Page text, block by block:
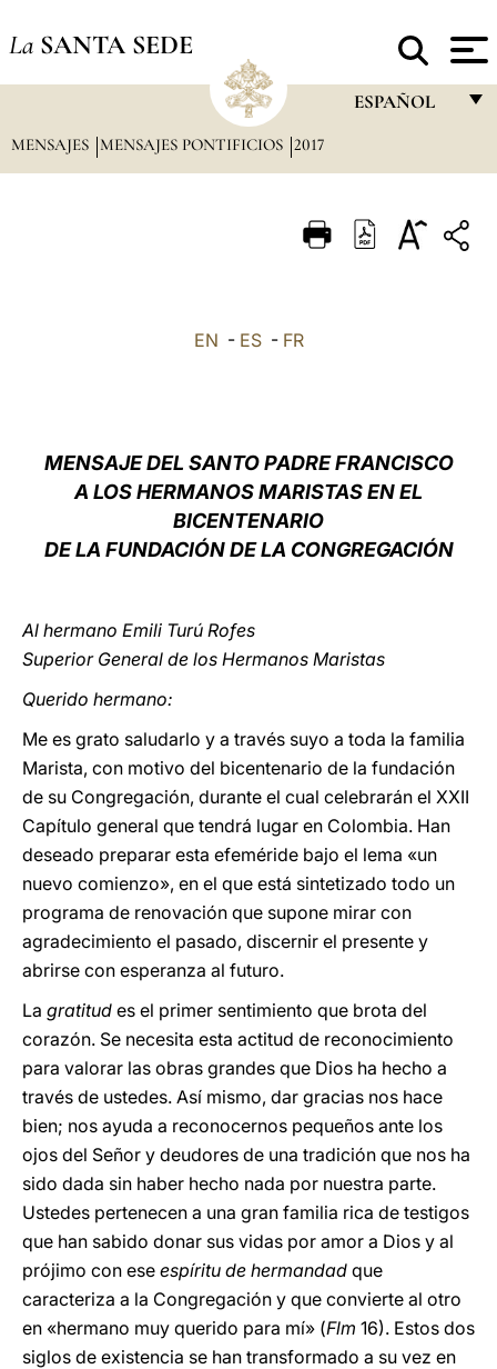
La SANTA SEDE
ESPAÑOL
ITALIANO
中文
MENSAJES MENSAJES PONTIFICIOS 2017
EN - ES- FR
MENSAJE DEL SANTO PADRE FRANCISCO
A LOS HERMANOS MARISTAS EN EL
BICENTENARIO
DE LA FUNDACIÓN DE LA CONGREGACIÓN
Al hermano Emili Turú Rofes
Superior General de los Hermanos Maristas
Querido hermano:
Me es grato saludarlo y a través suyo a toda la familia
Marista, con motivo del bicentenario de la fundación
de su Congregación, durante el cual celebrarán el XXII
Capítulo general que tendrá lugar en Colombia. Han
deseado preparar esta efeméride bajo el lema «un
nuevo comienzo», en el que está sintetizado todo un
programa de renovación que supone mirar con
agradecimiento el pasado, discernir el presente y
abrirse con esperanza al futuro.
La gratitud es el primer sentimiento que brota del
corazón. Se necesita esta actitud de reconocimiento
para valorar las obras grandes que Dios ha hecho a
través de ustedes. Así mismo, dar gracias nos hace
bien; nos ayuda a reconocernos pequeños ante los
ojos del Señor y deudores de una tradición que nos ha
sido dada sin haber hecho nada por nuestra parte.
Ustedes pertenecen a una gran familia rica de testigos
que han sabido donar sus vidas por amor a Dios y al
prójimo con ese espíritu de hermandad que
caracteriza a la Congregación y que convierte al otro
en «hermano muy querido para mí» (Flm 16). Estos dos
siglos de existencia se han transformado a su vez en